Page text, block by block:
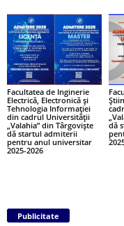
Facultatea de Inginerie
Electrică, Electronică și
Tehnologia Informației
din cadrul Universității
„Valahia” din Târgoviște
dă startul admiterii
pentru anul universitar
2025-2026
dă
Publicitate